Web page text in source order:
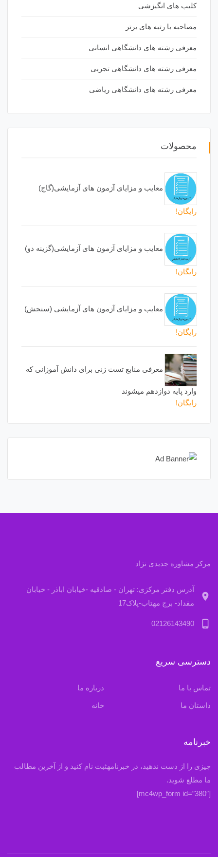
کلیپ های انگیزشی
مصاحبه با رتبه های برتر
معرفی رشته های دانشگاهی انسانی
معرفی رشته های دانشگاهی تجربی
معرفی رشته های دانشگاهی ریاضی
محصولات
معایب و مزایای آزمون های آزمایشی(گاج)
رایگان!
معایب و مزایای آزمون های آزمایشی(گزینه دو)
رایگان!
معایب و مزایای آزمون های آزمایشی (سنجش)
رایگان!
معرفی منابع تست زنی برای دانش آموزانی که
وارد پایه دوازدهم میشوند
رایگان!
مرکز مشاوره جدیدی نژاد
location_on
آدرس دفتر مرکزی: تهران - صادقیه -خیابان اباذر - خیابان
مقداد- برج مهتاب-پلاک17
phone_android
02126143490
دسترسی سریع
تماس با ما درباره ما
داستان ما خانه
خبرنامه
چیزی را از دست ندهید، در خبرنامهثبت نام کنید و از آخرین مطالب
ما مطلع شوید.
[mc4wp_form id=”380″]